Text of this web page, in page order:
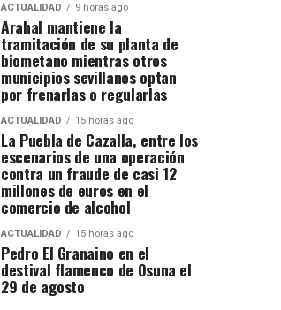
ACTUALIDAD 9 horas ago
Arahal mantiene la
tramitación de su planta de
biometano mientras otros
municipios sevillanos optan
por frenarlas o regularlas
ACTUALIDAD 15 horas ago
La Puebla de Cazalla, entre los
escenarios de una operación
contra un fraude de casi 12
millones de euros en el
comercio de alcohol
ACTUALIDAD 15 horas ago
Pedro El Granaino en el
destival flamenco de Osuna el
29 de agosto